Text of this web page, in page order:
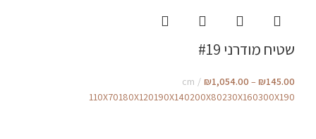
שטיח מודרני #19
₪145.00
–
₪1,054.00
cm
110X70180X120190X140200X80230X160300X190